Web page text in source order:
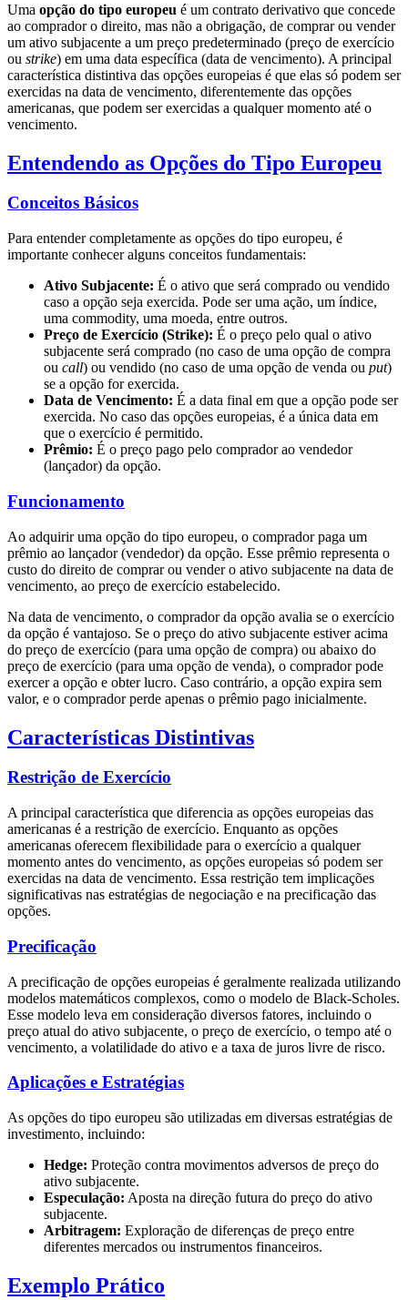
Uma opção do tipo europeu é um contrato derivativo que concede
ao comprador o direito, mas não a obrigação, de comprar ou vender
um ativo subjacente a um preço predeterminado (preço de exercício
ou strike) em uma data específica (data de vencimento). A principal
característica distintiva das opções europeias é que elas só podem ser
exercidas na data de vencimento, diferentemente das opções
americanas, que podem ser exercidas a qualquer momento até o
vencimento.
Entendendo as Opções do Tipo Europeu
Conceitos Básicos
Para entender completamente as opções do tipo europeu, é
importante conhecer alguns conceitos fundamentais:
Ativo Subjacente: É o ativo que será comprado ou vendido
caso a opção seja exercida. Pode ser uma ação, um índice,
uma commodity, uma moeda, entre outros.
Preço de Exercício (Strike): É o preço pelo qual o ativo
subjacente será comprado (no caso de uma opção de compra
ou call) ou vendido (no caso de uma opção de venda ou put)
se a opção for exercida.
Data de Vencimento: É a data final em que a opção pode ser
exercida. No caso das opções europeias, é a única data em
que o exercício é permitido.
Prêmio: É o preço pago pelo comprador ao vendedor
(lançador) da opção.
Funcionamento
Ao adquirir uma opção do tipo europeu, o comprador paga um
prêmio ao lançador (vendedor) da opção. Esse prêmio representa o
custo do direito de comprar ou vender o ativo subjacente na data de
vencimento, ao preço de exercício estabelecido.
Na data de vencimento, o comprador da opção avalia se o exercício
da opção é vantajoso. Se o preço do ativo subjacente estiver acima
do preço de exercício (para uma opção de compra) ou abaixo do
preço de exercício (para uma opção de venda), o comprador pode
exercer a opção e obter lucro. Caso contrário, a opção expira sem
valor, e o comprador perde apenas o prêmio pago inicialmente.
Características Distintivas
Restrição de Exercício
A principal característica que diferencia as opções europeias das
americanas é a restrição de exercício. Enquanto as opções
americanas oferecem flexibilidade para o exercício a qualquer
momento antes do vencimento, as opções europeias só podem ser
exercidas na data de vencimento. Essa restrição tem implicações
significativas nas estratégias de negociação e na precificação das
opções.
Precificação
A precificação de opções europeias é geralmente realizada utilizando
modelos matemáticos complexos, como o modelo de Black-Scholes.
Esse modelo leva em consideração diversos fatores, incluindo o
preço atual do ativo subjacente, o preço de exercício, o tempo até o
vencimento, a volatilidade do ativo e a taxa de juros livre de risco.
Aplicações e Estratégias
As opções do tipo europeu são utilizadas em diversas estratégias de
investimento, incluindo:
Hedge: Proteção contra movimentos adversos de preço do
ativo subjacente.
Especulação: Aposta na direção futura do preço do ativo
subjacente.
Arbitragem: Exploração de diferenças de preço entre
diferentes mercados ou instrumentos financeiros.
Exemplo Prático